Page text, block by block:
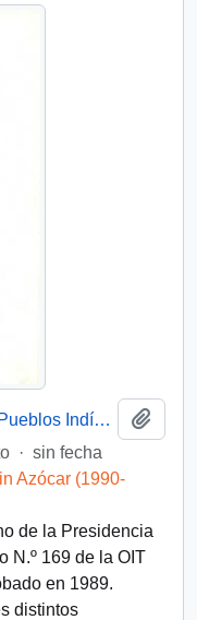
Convenio Nº169 de la OIT sobre Pueblos Indígenas
· sin fecha
Azócar (1990-
de la Presidencia
N.º 169 de la OIT
en 1989.
distintos